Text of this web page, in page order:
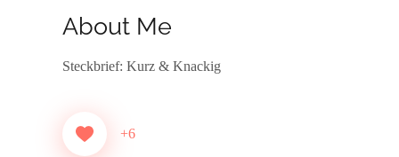
About Me
Steckbrief: Kurz & Knackig
+6